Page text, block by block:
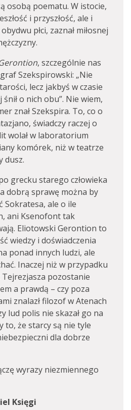
osobą poematu. W istocie,
i przyszłość, ale i
płci, zaznał miłosnej
, szczególnie nas
Szekspirowski: „Nie
lecz jakbyś w czasie
o nich obu”. Nie wiem,
znał Szekspira. To, co o
świadczy raczej o
wolał w laboratorium
komórek, niż w teatrze
dusz.
grecku starego człowieka
dobrą sprawę można by
Sokratesa, ale o ile
ani Ksenofont tak
Eliotowski Gerontion to
wiedzy i doświadczenia
ponad innych ludzi, ale
Inaczej niż w przypadku
pozostanie
a prawdą – czy poza
znalazł filozof w Atenach
lud polis nie skazał go na
to, że starcy są nie tyle
dla dobrze
wyrazy niezmiennego
Księgi